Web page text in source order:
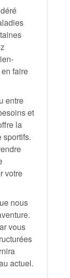
faire
entre
et
la
sportifs.
votre
nous
vous
actuel.